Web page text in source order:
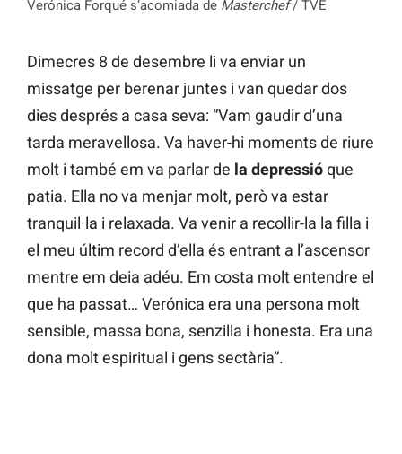
Verónica Forqué s’acomiada de Masterchef/ TVE
Dimecres 8 de desembre li va enviar un
missatge per berenar juntes i van quedar dos
dies després a casa seva: “Vam gaudir d’una
tarda meravellosa. Va haver-hi moments de riure
molt i també em va parlar de la depressióque
patia. Ella no va menjar molt, però va estar
tranquil·la i relaxada. Va venir a recollir-la la filla i
el meu últim record d’ella és entrant a l’ascensor
mentre em deia adéu. Em costa molt entendre el
que ha passat… Verónica era una persona molt
sensible, massa bona, senzilla i honesta. Era una
dona molt espiritual i gens sectària”.